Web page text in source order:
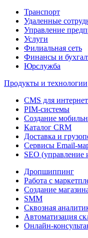
Транспорт
Удаленные
Управление
Услуги
Филиальная сеть
Финансы и
Юрслужба
Продукты и технологии
CMS для
PIM-системы
Создание
Каталог CRM
Доставка и
Сервисы Email-
SEO (управление
Дропшиппинг
Работа с
Создание
SMM
Сквозная
Автоматизация
Онлайн-